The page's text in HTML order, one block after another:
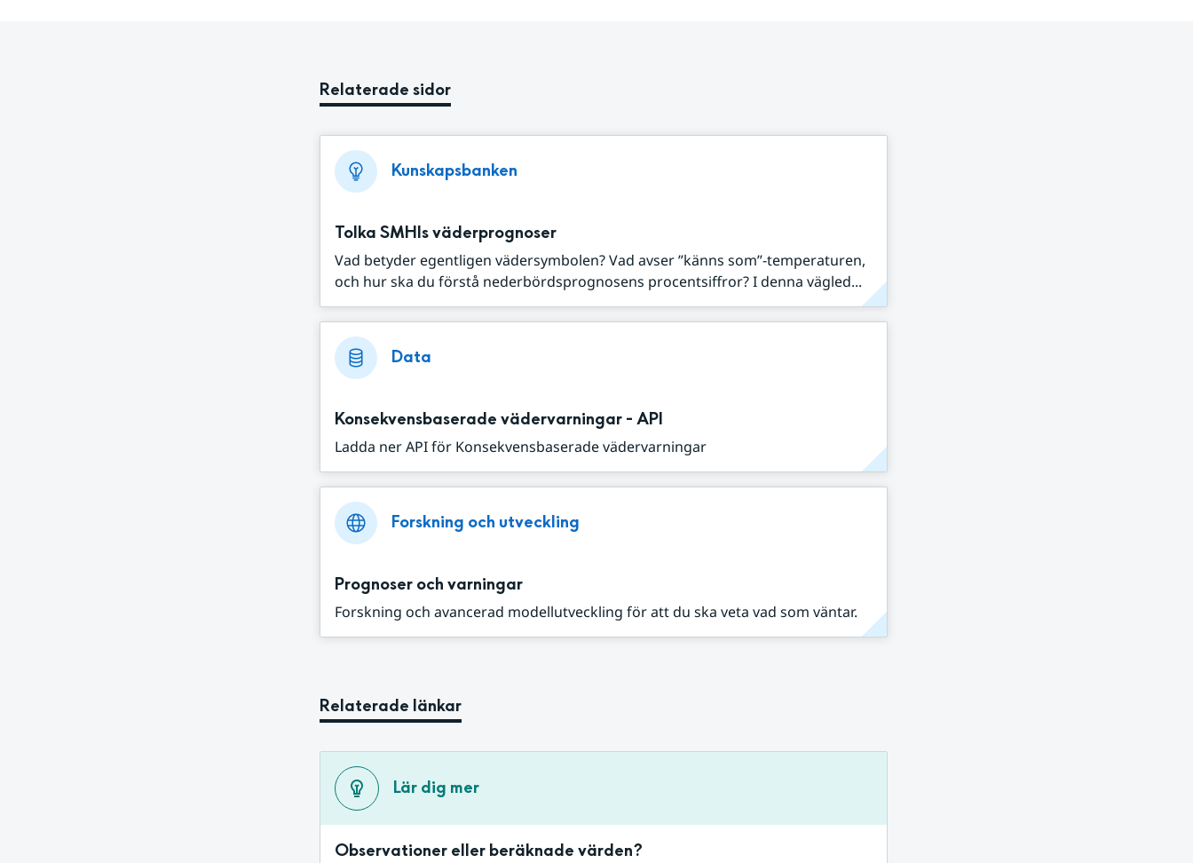
Relaterade sidor
Kunskapsbanken
Tolka SMHIs väderprognoser
Vad betyder egentligen vädersymbolen? Vad avser ”känns som”-temperaturen,
och hur ska du förstå nederbördsprognosens procentsiffror? I denna vägled...
Data
Konsekvensbaserade vädervarningar - API
Ladda ner API för Konsekvensbaserade vädervarningar
Forskning och utveckling
Prognoser och varningar
Forskning och avancerad modellutveckling för att du ska veta vad som väntar.
Relaterade länkar
Lär dig mer
Observationer eller beräknade värden?